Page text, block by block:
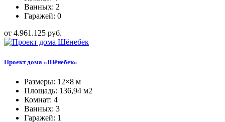
Ванных: 2
Гаражей: 0
от 4.961.125 руб.
Проект дома «Шёнебек»
Размеры: 12×8 м
Площадь: 136,94 м2
Комнат: 4
Ванных: 3
Гаражей: 1